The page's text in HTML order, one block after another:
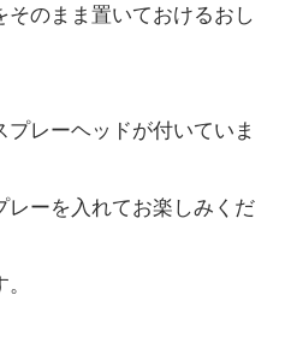
のまま置いておけるおし
レーヘッドが付いていま
レーを入れてお楽しみくだ